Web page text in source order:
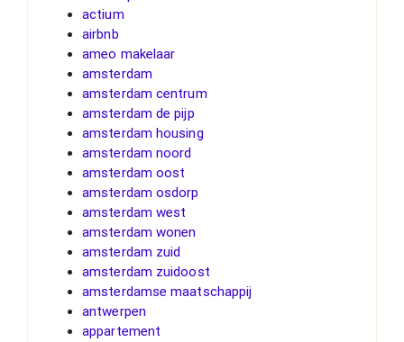
actium
airbnb
ameo makelaar
amsterdam
amsterdam centrum
amsterdam de pijp
amsterdam housing
amsterdam noord
amsterdam oost
amsterdam osdorp
amsterdam west
amsterdam wonen
amsterdam zuid
amsterdam zuidoost
amsterdamse maatschappij
antwerpen
appartement